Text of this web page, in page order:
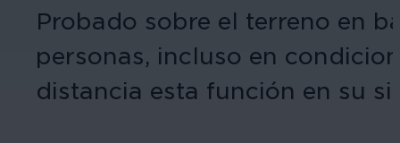
Probado sobre el terreno en
personas, incluso en
distancia esta función en su